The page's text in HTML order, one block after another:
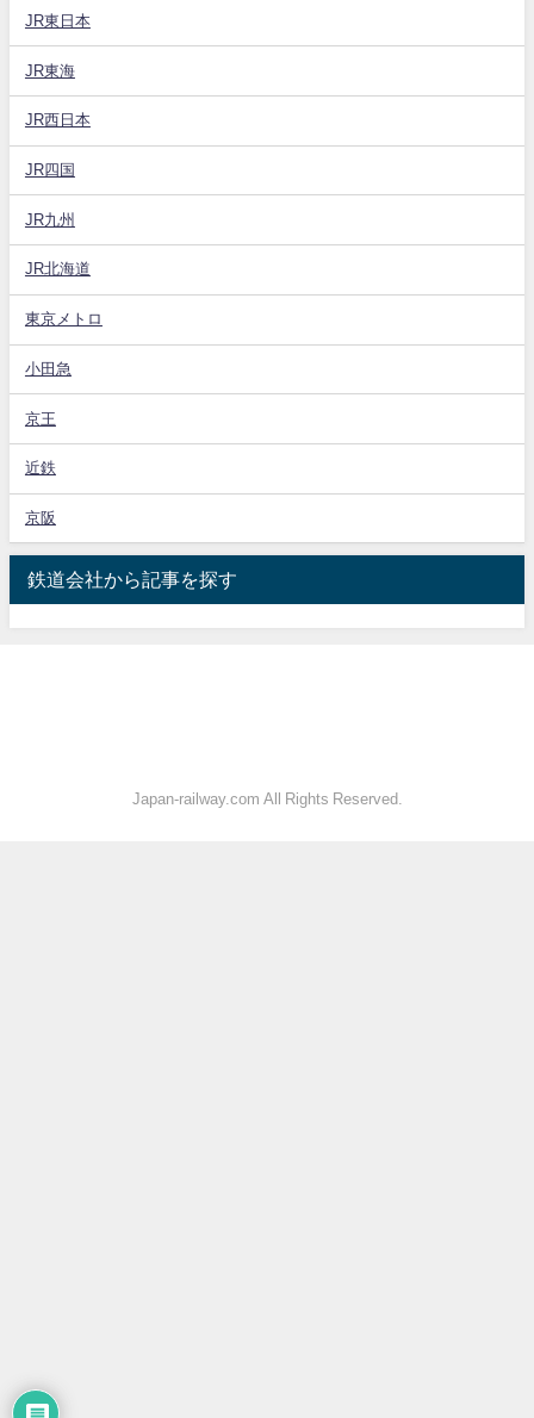
JR東日本
JR東海
JR西日本
JR四国
JR九州
JR北海道
東京メトロ
小田急
京王
近鉄
京阪
鉄道会社から記事を探す
Japan-railway.com All Rights Reserved.